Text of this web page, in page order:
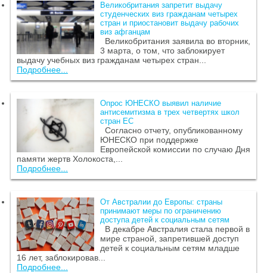
Великобритания запретит выдачу
студенческих виз гражданам четырех
стран и приостановит выдачу рабочих
виз афганцам
Великобритания заявила во вторник,
3 марта, о том, что заблокирует
выдачу учебных виз гражданам четырех стран...
Подробнее...
Опрос ЮНЕСКО выявил наличие
антисемитизма в трех четвертях школ
стран ЕС
Согласно отчету, опубликованному
ЮНЕСКО при поддержке
Европейской комиссии по случаю Дня
памяти жертв Холокоста,...
Подробнее...
От Австралии до Европы: страны
принимают меры по ограничению
доступа детей к социальным сетям
В декабре Австралия стала первой в
мире страной, запретившей доступ
детей к социальным сетям младше
16 лет, заблокировав...
Подробнее...